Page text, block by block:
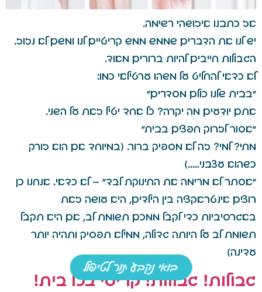
אז כתבנו איזושהי רשימה.
יש לנו את הדברים שממש ממש קריטיים לנו ומשם לא נזוז.
הגבולות חייבים להיות ברורים מאוד.
לא כדאי להחליט על משהו ערטילאי כמו:
"בבית שלנו כולם מסדרים"
אתם יודעים מה יקרה? כל אחד יטיל זאת על השני.
"אסור לזרוק חפצים בבית"
מתי? למי? זה לא מספיק ברור. (במיוחד אם הוא זורק
כשהוא עצבני…..)
"אסתר לא מרימה את התינוקת לבד" – לא כדאי. אנחנו כן
רוצים אינטראקציה בין הילדים, היא עושה זאת
באגרסיביות כדי לקבל ממכם תשומת לב, אם היא תקבל
תשומת לב על היותה גדולה, ממילא תפסיק ותהיה יותר
עדינה)
גבולות! גבולות! קריטי בכל בית!
בואי נקבע תור לטיפול